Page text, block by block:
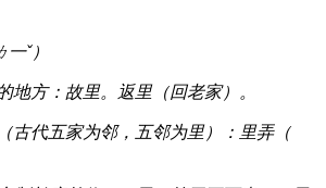
ˇ）
地方：故里。返里（回老家）。
古代五家为邻，五邻为里）：里弄（